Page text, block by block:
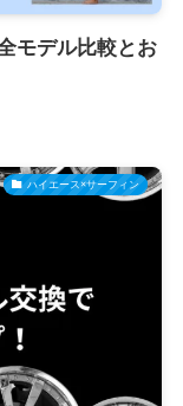
モデル比較とお
ハイエース×サーフィン